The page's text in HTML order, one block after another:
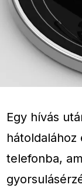
Egy hívás
telefonba,